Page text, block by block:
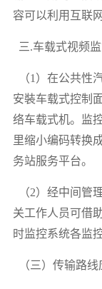
容可以利用互联
三.车载式视频
（1）在公共性
安裝车载式控制
络车载式机。监
里缩小编码转换
务站服务平台。
（2）经中间管
关工作人员可借
时监控系统各监
（三）传输路线